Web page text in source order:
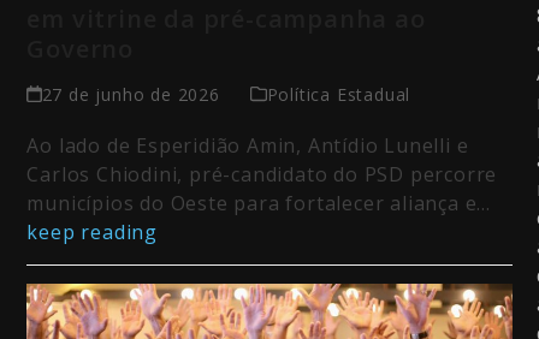
27 de junho de 2026 Política Estadual
Ao lado de Esperidião Amin, Antídio Lunelli e
Carlos Chiodini, pré-candidato do PSD percorre
municípios do Oeste para fortalecer aliança e…
keep reading